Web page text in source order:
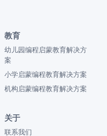
教育
幼儿园编程启蒙教育解决方
案
小学启蒙编程教育解决方案
机构启蒙编程教育解决方案
关于
联系我们